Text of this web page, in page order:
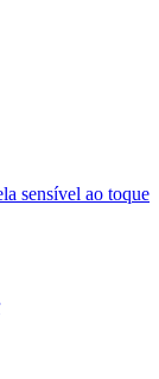
sensível ao toque